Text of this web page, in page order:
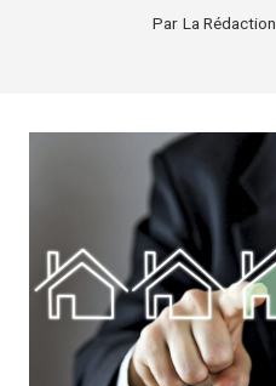
Par La Rédaction